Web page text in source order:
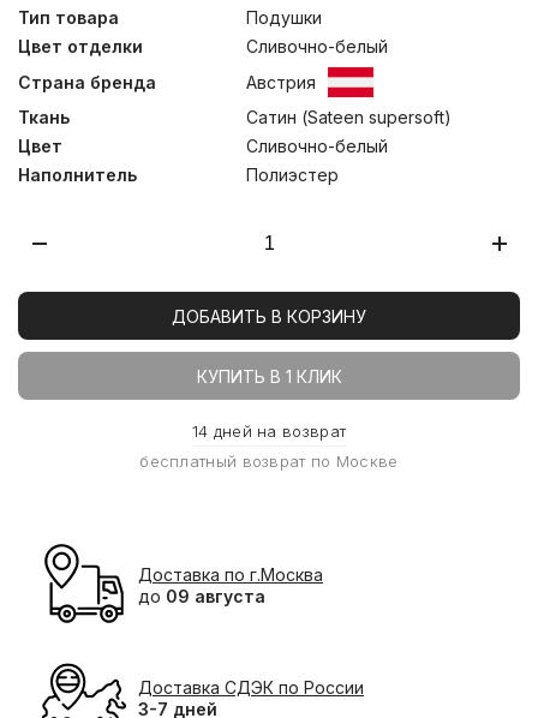
Тип товара
Подушки
Цвет отделки
Сливочно-белый
Страна бренда
Австрия
Ткань
Сатин (Sateen supersoft)
Цвет
Сливочно-белый
Наполнитель
Полиэстер
ДОБАВИТЬ В КОРЗИНУ
КУПИТЬ В 1 КЛИК
14 дней на возврат
бесплатный возврат по Москве
Доставка по г.Москва
до 09 августа
Доставка СДЭК по России
3-7 дней